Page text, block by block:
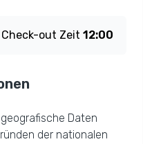
Check-out Zeit 12:00
Daten
der nationalen